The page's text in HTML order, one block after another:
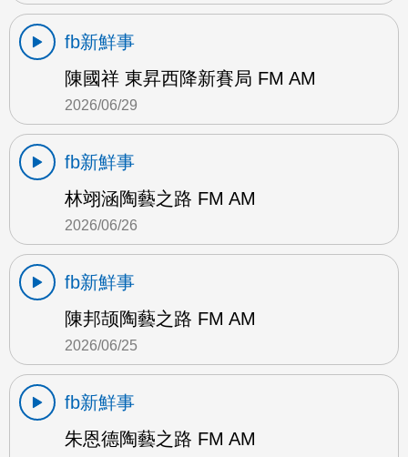
fb新鮮事
陳國祥 東昇西降新賽局 FM AM
2026/06/29
fb新鮮事
林翊涵陶藝之路 FM AM
2026/06/26
fb新鮮事
陳邦颉陶藝之路 FM AM
2026/06/25
fb新鮮事
朱恩德陶藝之路 FM AM